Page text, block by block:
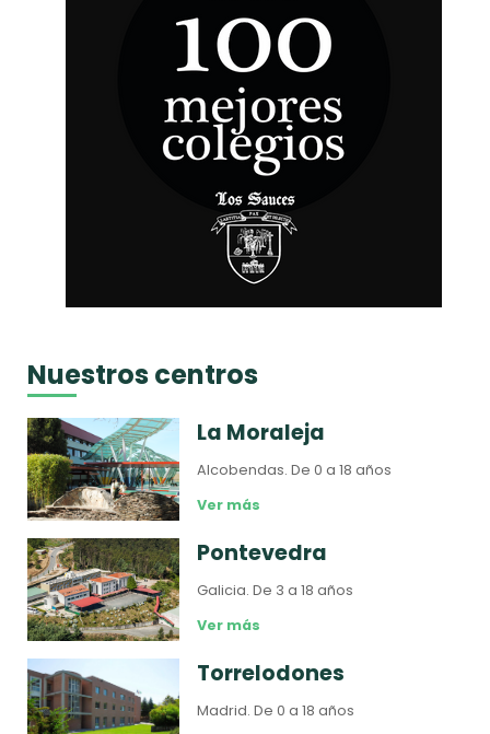
Nuestros centros
La Moraleja
Alcobendas.De 0 a 18 años
Ver más
Pontevedra
Galicia.De 3 a 18 años
Ver más
Torrelodones
Madrid.De 0 a 18 años